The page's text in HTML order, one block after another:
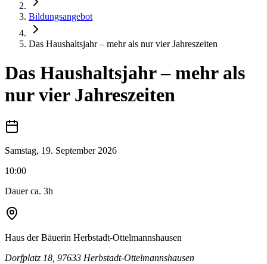
Bildungsangebot
Das Haushaltsjahr – mehr als nur vier Jahreszeiten
Das Haushaltsjahr – mehr als
nur vier Jahreszeiten
Samstag, 19. September 2026
10:00
Dauer ca. 3h
Haus der Bäuerin Herbstadt-Ottelmannshausen
Dorfplatz 18, 97633 Herbstadt-Ottelmannshausen